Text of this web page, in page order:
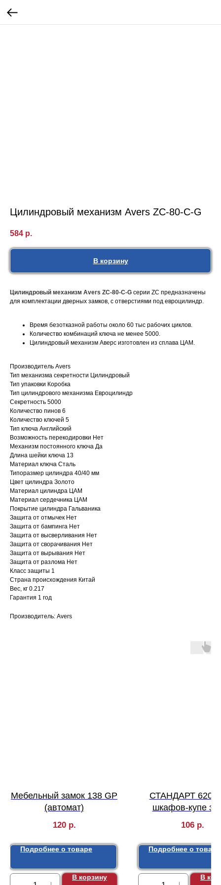
Цилиндровый механизм Avers ZC-80-C-G
584 р.
В корзину
Цилиндровый механизм Avers ZC-80-C-G серии ZC предназначены
для комплектации дверных замков, с отверстиями под евроцилиндр.
Время безотказной работы около 60 тыс рабочих циклов.
Количество комбинаций ключа не менее 5000.
Цилиндровый механизм Аверс изготовлен из сплава ЦАМ.
Производитель Avers
Тип механизма секретности Цилиндровый
Тип упаковки Коробка
Тип цилиндрового механизма Евроцилиндр
Секретность 5000
Количество пинов 6
Количество ключей 5
Тип ключа Английский
Возможность перекодировки Нет
Механизм постоянного ключа Да
Длина шейки ключа 13
Материал ключа Сталь
Типоразмер цилиндра 40/40 мм
Цвет цилиндра Золото
Материал цилиндра ЦАМ
Материал сердечника ЦАМ
Покрытие цилиндра Гальваника
Защита от отмычек Нет
Защита от бампинга Нет
Защита от высверливания Нет
Защита от сворачивания Нет
Защита от вырывания Нет
Защита от разлома Нет
Класс защиты 1
Страна происхождения Китай
Вес, кг 0.217
Гарантия 1 год
Производитель: Avers
Мебельный замок 138 GP
(автомат)
120 р.
Подробнее о товаре
В корзину
СТАНДАРТ 6202
шкафов-купе
мебельный
106 р.
Подробнее о товаре
В